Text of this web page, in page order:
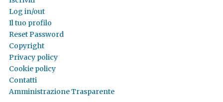
Log in/out
Il tuo profilo
Reset Password
Copyright
Privacy policy
Cookie policy
Contatti
Amministrazione Trasparente